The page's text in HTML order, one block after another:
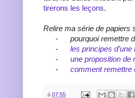
tirerons les leçons.
Relire ma série de papiers
-
pourquoi remettre
-
les principes
-
une proposition de
-
comment remettre
à 07:55